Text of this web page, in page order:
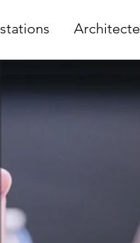
Architecte